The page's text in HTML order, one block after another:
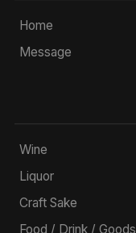
Home
Message
Wine
Liquor
Craft Sake
Food / Drink / Goods